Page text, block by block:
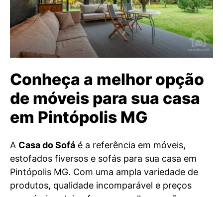
Conheça a melhor opção
de móveis para sua casa
em Pintópolis MG
A Casa do Sofá é a referência em móveis,
estofados fiversos e sofás para sua casa em
Pintópolis MG. Com uma ampla variedade de
produtos, qualidade incomparável e preços